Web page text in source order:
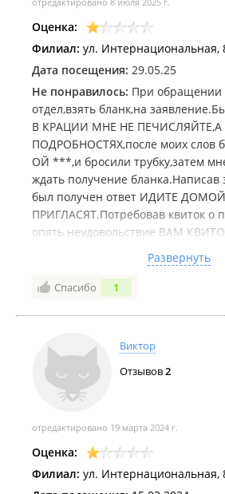
Оценка:
Филиал: ул. Интернациональная,
Дата посещения: 29.05.25
Не понравилось: При обращении
отдел,взять бланк,на
В КРАЦИИ МНЕ НЕ ПЕЧИСЛЯЙТЕ,А
ПОДРОБНОСТЯХ,после моих слов
ОЙ ***,и бросили трубку,затем
ждать получение бланка.Написав
был получен ответ ИДИТЕ
ПРИГЛАСЯТ.Потребовав квиток о
опять неудовольствие ВАМ
не стала на виду окна дежурного
видя ,что я не ухожу а стою и жду,
на моё заявление наплевали и
нашей родной.,за которую они
получают.
Развернуть
Спасибо 1
Виктор
Отзывов2
отредактировано 19 марта 2024 г.
Оценка:
Филиал: ул. Интернациональная,